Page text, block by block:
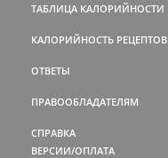
ТАБЛИЦА КАЛОРИЙНОСТИ
КАЛОРИЙНОСТЬ РЕЦЕПТОВ
ОТВЕТЫ
ПРАВООБЛАДАТЕЛЯМ
СПРАВКА
ВЕРСИИ/ОПЛАТА